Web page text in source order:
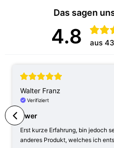
Das sagen
4.8 aus
Walter Franz
Verifiziert
Pwer
Erst kurze Erfahrung, bin jedoch
anderes Produkt, welches ich